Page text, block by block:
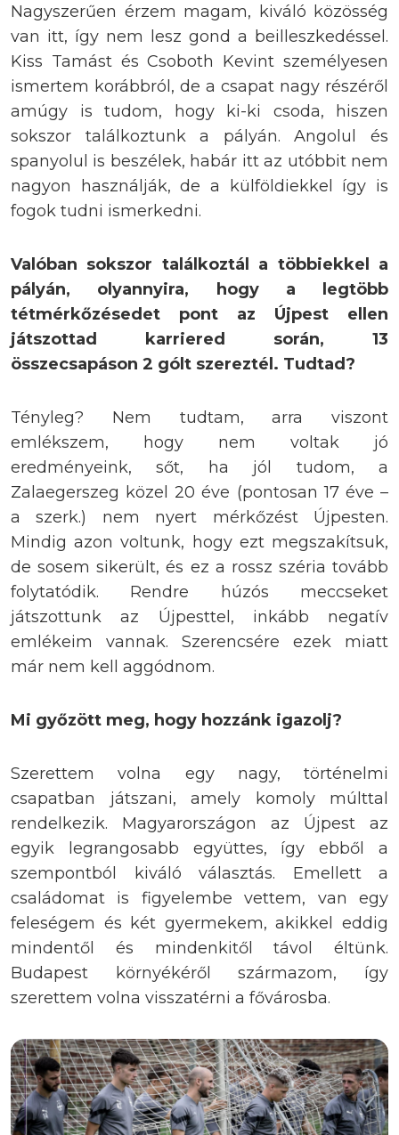
Nagyszerűen érzem magam, kiváló közösség
van itt, így nem lesz gond a beilleszkedéssel.
Kiss Tamást és Csoboth Kevint személyesen
ismertem korábbról, de a csapat nagy részéről
amúgy is tudom, hogy ki-ki csoda, hiszen
sokszor találkoztunk a pályán. Angolul és
spanyolul is beszélek, habár itt az utóbbit nem
nagyon használják, de a külföldiekkel így is
fogok tudni ismerkedni.
Valóban sokszor találkoztál a többiekkel a
pályán, olyannyira, hogy a legtöbb
tétmérkőzésedet pont az Újpest ellen
játszottad karriered során, 13
összecsapáson 2 gólt szereztél. Tudtad?
Tényleg? Nem tudtam, arra viszont
emlékszem, hogy nem voltak jó
eredményeink, sőt, ha jól tudom, a
Zalaegerszeg közel 20 éve (pontosan 17 éve –
a szerk.) nem nyert mérkőzést Újpesten.
Mindig azon voltunk, hogy ezt megszakítsuk,
de sosem sikerült, és ez a rossz széria tovább
folytatódik. Rendre húzós meccseket
játszottunk az Újpesttel, inkább negatív
emlékeim vannak. Szerencsére ezek miatt
már nem kell aggódnom.
Mi győzött meg, hogy hozzánk igazolj?
Szerettem volna egy nagy, történelmi
csapatban játszani, amely komoly múlttal
rendelkezik. Magyarországon az Újpest az
egyik legrangosabb együttes, így ebből a
szempontból kiváló választás. Emellett a
családomat is figyelembe vettem, van egy
feleségem és két gyermekem, akikkel eddig
mindentől és mindenkitől távol éltünk.
Budapest környékéről származom, így
szerettem volna visszatérni a fővárosba.